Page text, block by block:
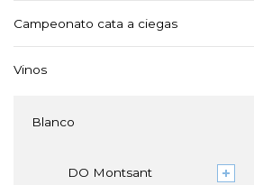
Campeonato cata a ciegas
Vinos
Blanco
DO Montsant